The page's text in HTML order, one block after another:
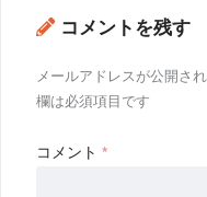
コメントを残す
メールアドレスが公開さ
欄は必須項目です
コメント *